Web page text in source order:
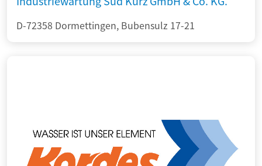
D-72358 Dormettingen, Bubensulz 17-21